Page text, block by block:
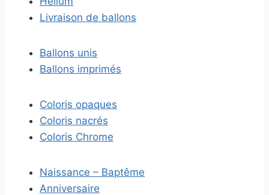
Livraison de ballons
Ballons unis
Ballons imprimés
Coloris opaques
Coloris nacrés
Coloris Chrome
Naissance – Baptême
Anniversaire